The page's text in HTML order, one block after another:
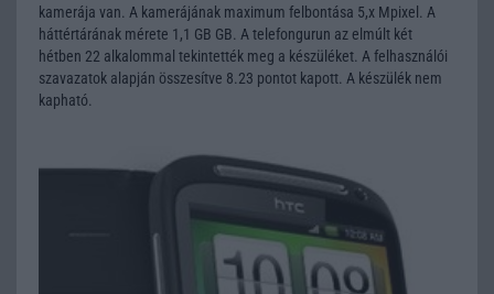
kamerája van. A kamerájának maximum felbontása 5,x Mpixel. A
háttértárának mérete 1,1 GB GB. A telefongurun az elmúlt két
hétben 22 alkalommal tekintették meg a készüléket. A felhasználói
szavazatok alapján összesítve 8.23 pontot kapott. A készülék nem
kapható.